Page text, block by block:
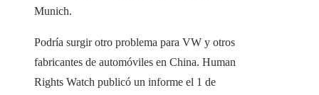
Munich.
Podría surgir otro problema para VW y otros
fabricantes de automóviles en China. Human
Rights Watch publicó un informe el 1 de